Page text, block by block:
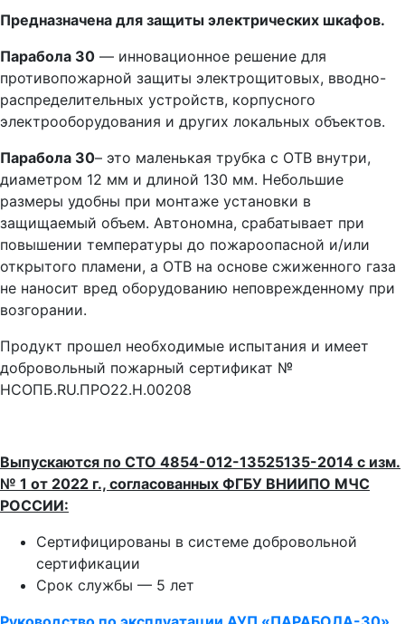
Предназначена для защиты электрических шкафов.
Парабола 30 — инновационное решение для
противопожарной защиты электрощитовых, вводно-
распределительных устройств, корпусного
электрооборудования и других локальных объектов.
Парабола 30– это маленькая трубка с ОТВ внутри,
диаметром 12 мм и длиной 130 мм. Небольшие
размеры удобны при монтаже установки в
защищаемый объем. Автономна, срабатывает при
повышении температуры до пожароопасной и/или
открытого пламени, а ОТВ на основе сжиженного газа
не наносит вред оборудованию неповрежденному при
возгорании.
Продукт прошел необходимые испытания и имеет
добровольный пожарный сертификат №
НСОПБ.RU.ПРО22.Н.00208
Выпускаются по СТО 4854-012-13525135-2014 с изм.
№ 1 от 2022 г., согласованных ФГБУ ВНИИПО МЧС
РОССИИ:
Сертифицированы в системе добровольной
сертификации
Срок службы — 5 лет